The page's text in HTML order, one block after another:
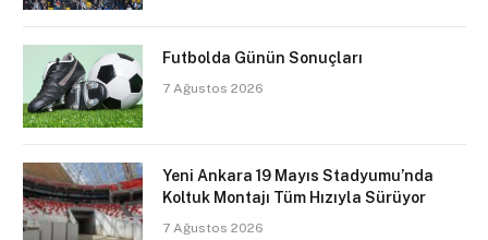
Futbolda Günün Sonuçları
7 Ağustos 2026
Yeni Ankara 19 Mayıs Stadyumu’nda
Koltuk Montajı Tüm Hızıyla Sürüyor
7 Ağustos 2026